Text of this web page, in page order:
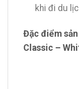
khi đi du
Đặc điểm
Classic –